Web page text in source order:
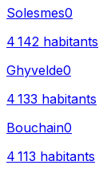
Solesmes0
4 142 habitants
Ghyvelde0
4 133 habitants
Bouchain0
4 113 habitants